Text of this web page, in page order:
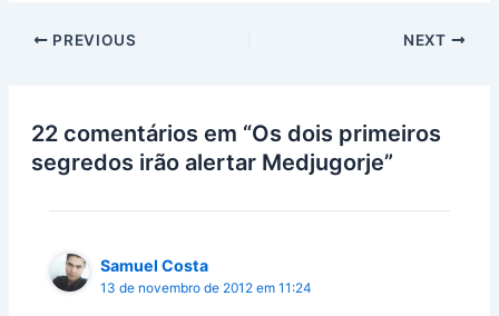
PREVIOUS NEXT
22 comentários em “Os dois primeiros
segredos irão alertar Medjugorje”
Samuel Costa
13 de novembro de 2012 em 11:24